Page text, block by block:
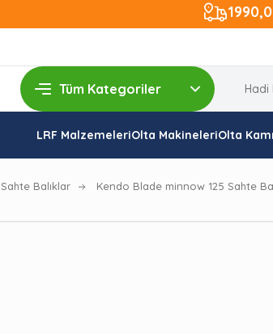
LRF MalzemeleriOlta MakineleriOlta
Sahte Balıklar Kendo Blade minnow 125 Sahte